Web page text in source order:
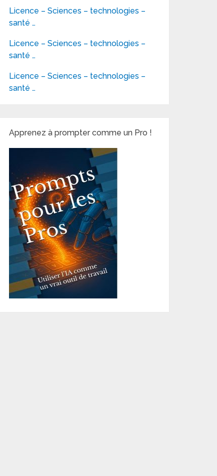
Licence – Sciences – technologies –
santé …
Licence – Sciences – technologies –
santé …
Licence – Sciences – technologies –
santé …
Apprenez à prompter comme un Pro !